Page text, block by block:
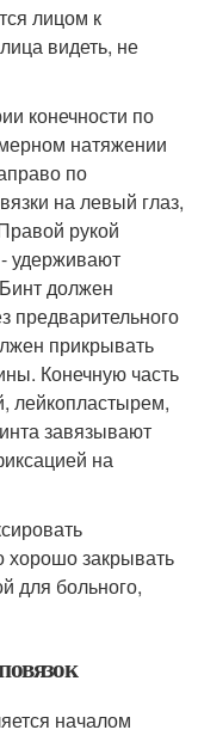
лицом к
видеть, не
конечности по
натяжении
по
на левый глаз,
рукой
удерживают
должен
предварительного
прикрывать
Конечную часть
лейкопластырем,
завязывают
на
хорошо закрывать
для больного,
началом